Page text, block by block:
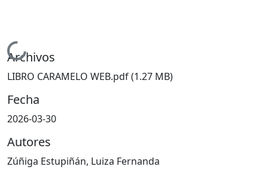
Cargando...
Archivos
LIBRO CARAMELO WEB.pdf(1.27 MB)
Fecha
2026-03-30
Autores
Zúñiga Estupiñán, Luiza Fernanda